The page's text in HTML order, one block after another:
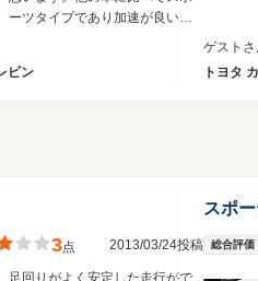
ーツタイプであり加速が良い
通車の中でも小回りがきく。運
ビン
ゲストさ
トヨタ
3点 2013/03/24投稿
足回りがよく安定した走行がで
スポ
総合評価